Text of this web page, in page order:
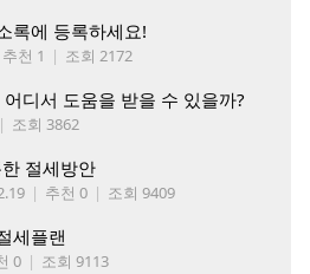
록에 등록하세요!
추천 1 | 조회 2172
디서 도움을 받을 수 있을까?
| 조회 3862
절세방안
| 추천 0 | 조회 9409
세플랜
0 | 조회 9113